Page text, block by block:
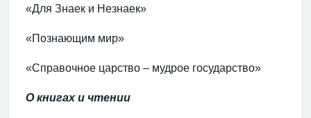
«Для Знаек и Незнаек»
«Познающим мир»
«Справочное царство – мудрое государство»
О книгах и чтении